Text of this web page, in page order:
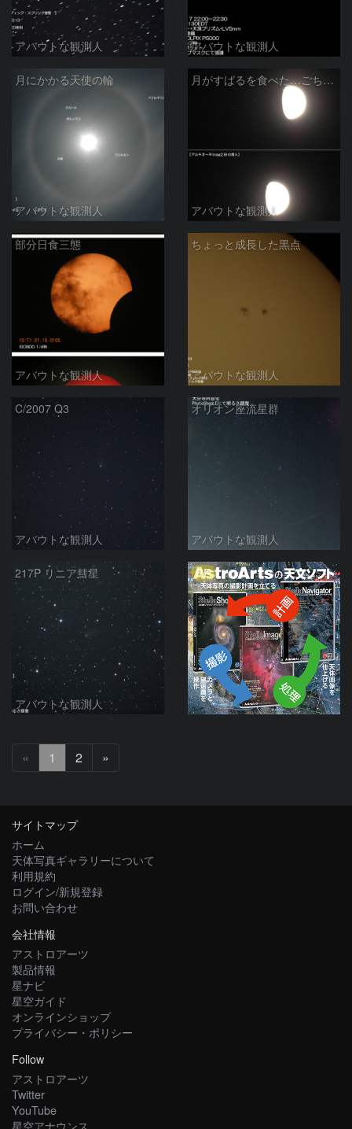
アバウトな観測人 アバウトな観測人
月にかかる天使の輪
アバウトな観測人
月がすばるを食べた…ごちそうさま
アバウトな観測人
部分日食三態
アバウトな観測人
ちょっと成長した黒点
アバウトな観測人
C/2007 Q3
アバウトな観測人
オリオン座流星群
アバウトな観測人
217P リニア彗星
アバウトな観測人
PR
« 1 2 »
へ
サイトマップ
ホーム
天体写真ギャラリーについて
利用規約
ログイン/新規登録
お問い合わせ
会社情報
アストロアーツ
製品情報
星ナビ
星空ガイド
オンラインショップ
プライバシー・ポリシー
Follow
アストロアーツ
Twitter
YouTube
星空アナウンス